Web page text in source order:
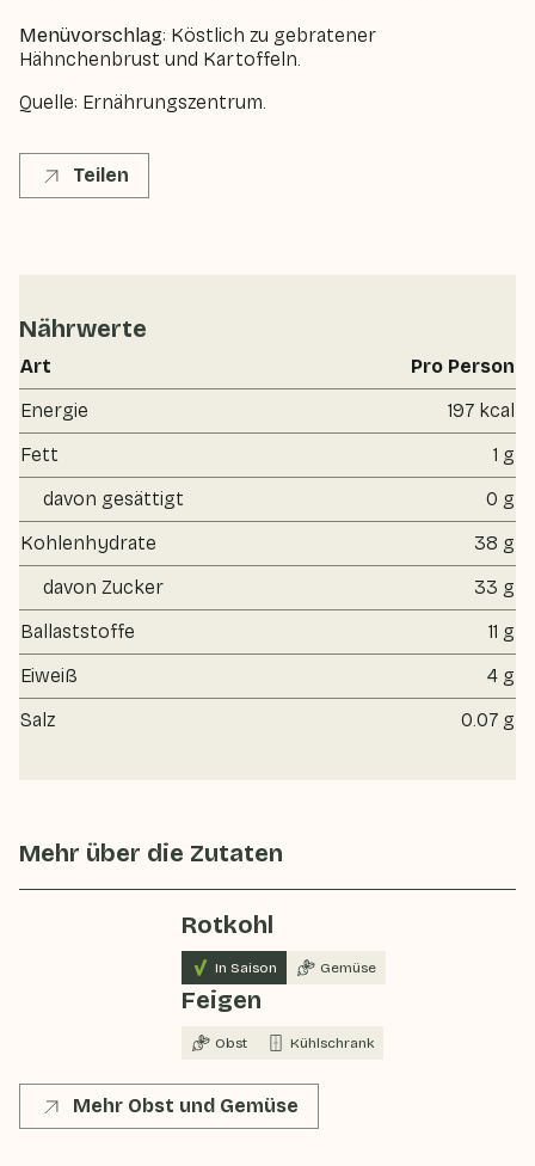
Menüvorschlag: Köstlich zu gebratener
Hähnchenbrust und Kartoffeln.
Quelle: Ernährungszentrum.
Teilen
Nährwerte
Art
Pro Person
Energie
197 kcal
Fett
1 g
davon gesättigt
0 g
Kohlenhydrate
38 g
davon Zucker
33 g
Ballaststoffe
11 g
Eiweiß
4 g
Salz
0.07 g
Mehr über die Zutaten
Rotkohl
In Saison Gemüse
Feigen
Obst Kühlschrank
Mehr Obst und Gemüse